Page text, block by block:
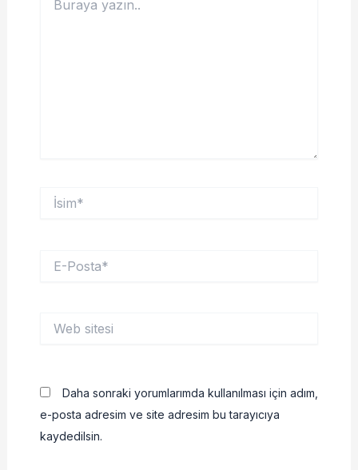
yazın..
İsim*
Posta*
sitesi
Daha sonraki yorumlarımda kullanılması için adım,
e-posta adresim ve site adresim bu tarayıcıya
kaydedilsin.